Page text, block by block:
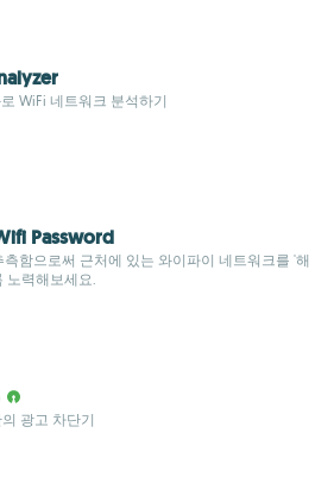
WiFi 네트워크 분석하기
Password
측함으로써 근처에 있는 와이파이 네트워크를 '해
노력해보세요.
의 광고 차단기